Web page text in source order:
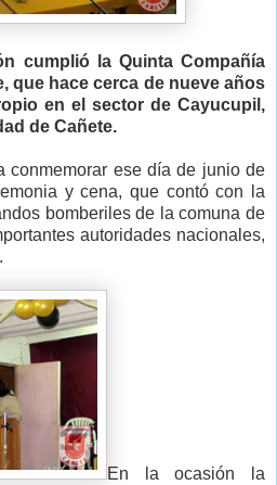
cumplió la Quinta Compañía
que hace cerca de nueve años
en el sector de Cayucupil,
de Cañete.
conmemorar ese día de junio de
y cena, que contó con la
bomberiles de la comuna de
autoridades nacionales,
En la ocasión la